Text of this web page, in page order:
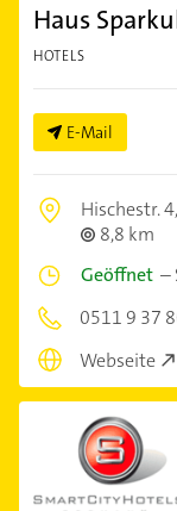
Haus
HOTELS
E-Mail
Hischestr. 4,
8,8 km
Geöffnet –
0511 9 37
Webseite